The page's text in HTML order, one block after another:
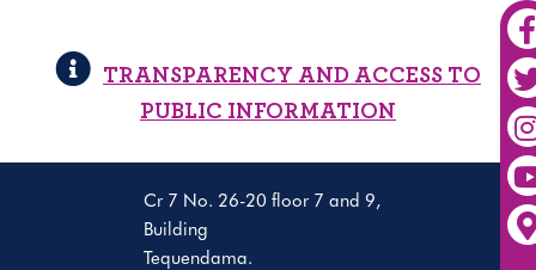
TRANSPARENCY AND ACCESS TO
PUBLIC INFORMATION
Cr 7 No. 26-20 floor 7 and 9,
Building
Tequendama.